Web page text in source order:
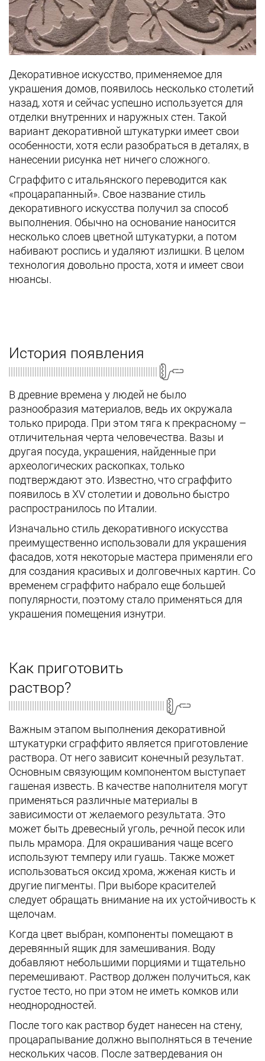
Декоративное искусство, применяемое для
украшения домов, появилось несколько столетий
назад, хотя и сейчас успешно используется для
отделки внутренних и наружных стен. Такой
вариант декоративной штукатурки имеет свои
особенности, хотя если разобраться в деталях, в
нанесении рисунка нет ничего сложного.
Сграффито с итальянского переводится как
«процарапанный». Свое название стиль
декоративного искусства получил за способ
выполнения. Обычно на основание наносится
несколько слоев цветной штукатурки, а потом
набивают роспись и удаляют излишки. В целом
технология довольно проста, хотя и имеет свои
нюансы.
История появления
В древние времена у людей не было
разнообразия материалов, ведь их окружала
только природа. При этом тяга к прекрасному –
отличительная черта человечества. Вазы и
другая посуда, украшения, найденные при
археологических раскопках, только
подтверждают это. Известно, что сграффито
появилось в XV столетии и довольно быстро
распространилось по Италии.
Изначально стиль декоративного искусства
преимущественно использовали для украшения
фасадов, хотя некоторые мастера применяли его
для создания красивых и долговечных картин. Со
временем сграффито набрало еще большей
популярности, поэтому стало применяться для
украшения помещения изнутри.
Как приготовить
раствор?
Важным этапом выполнения декоративной
штукатурки сграффито является приготовление
раствора. От него зависит конечный результат.
Основным связующим компонентом выступает
гашеная известь. В качестве наполнителя могут
применяться различные материалы в
зависимости от желаемого результата. Это
может быть древесный уголь, речной песок или
пыль мрамора. Для окрашивания чаще всего
используют темперу или гуашь. Также может
использоваться оксид хрома, жженая кисть и
другие пигменты. При выборе красителей
следует обращать внимание на их устойчивость к
щелочам.
Когда цвет выбран, компоненты помещают в
деревянный ящик для замешивания. Воду
добавляют небольшими порциями и тщательно
перемешивают. Раствор должен получиться, как
густое тесто, но при этом не иметь комков или
неоднородностей.
После того как раствор будет нанесен на стену,
процарапывание должно выполняться в течение
нескольких часов. После затвердевания он